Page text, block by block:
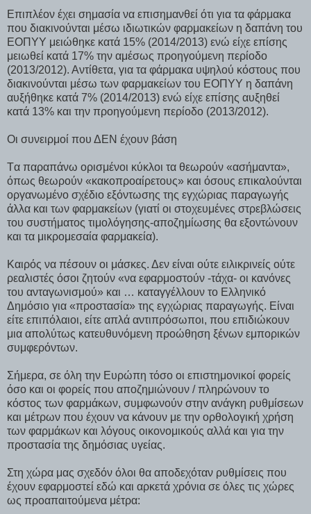
Επιπλέον έχει σημασία να επισημανθεί ότι για τα φάρμακα
που διακινούνται μέσω ιδιωτικών φαρμακείων η δαπάνη του
ΕΟΠΥΥ μειώθηκε κατά 15% (2014/2013) ενώ είχε επίσης
μειωθεί κατά 17% την αμέσως προηγούμενη περίοδο
(2013/2012). Αντίθετα, για τα φάρμακα υψηλού κόστους που
διακινούνται μέσω των φαρμακείων του ΕΟΠΥΥ η δαπάνη
αυξήθηκε κατά 7% (2014/2013) ενώ είχε επίσης αυξηθεί
κατά 13% και την προηγούμενη περίοδο (2013/2012).
Οι συνειρμοί που ΔΕΝ έχουν βάση
Tα παραπάνω ορισμένοι κύκλοι τα θεωρούν «ασήμαντα»,
όπως θεωρούν «κακοπροαίρετους» και όσους επικαλούνται
οργανωμένο σχέδιο εξόντωσης της εγχώριας παραγωγής
άλλα και των φαρμακείων (γιατί οι στοχευμένες στρεβλώσεις
του συστήματος τιμολόγησης-αποζημίωσης θα εξοντώνουν
και τα μικρομεσαία φαρμακεία).
Καιρός να πέσουν οι μάσκες. Δεν είναι ούτε ειλικρινείς ούτε
ρεαλιστές όσοι ζητούν «να εφαρμοστούν -τάχα- οι κανόνες
του ανταγωνισμού» και … καταγγέλλουν το Ελληνικό
Δημόσιο για «προστασία» της εγχώριας παραγωγής. Είναι
είτε επιπόλαιοι, είτε απλά αντιπρόσωποι, που επιδιώκουν
μια απολύτως κατευθυνόμενη προώθηση ξένων εμπορικών
συμφερόντων.
Σήμερα, σε όλη την Ευρώπη τόσο οι επιστημονικοί φορείς
όσο και οι φορείς που αποζημιώνουν / πληρώνουν το
κόστος των φαρμάκων, συμφωνούν στην ανάγκη ρυθμίσεων
και μέτρων που έχουν να κάνουν με την ορθολογική χρήση
των φαρμάκων και λόγους οικονομικούς αλλά και για την
προστασία της δημόσιας υγείας.
Στη χώρα μας σχεδόν όλοι θα αποδεχόταν ρυθμίσεις που
έχουν εφαρμοστεί εδώ και αρκετά χρόνια σε όλες τις χώρες
ως προαπαιτούμενα μέτρα: